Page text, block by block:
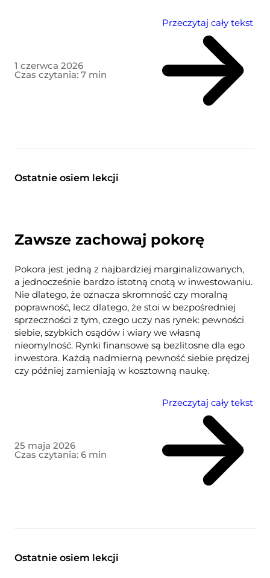
1 czerwca 2026
Czas czytania: 7 min
Przeczytaj cały tekst
Ostatnie osiem lekcji
Zawsze zachowaj pokorę
Pokora jest jedną z najbardziej marginalizowanych,
a jednocześnie bardzo istotną cnotą w inwestowaniu.
Nie dlatego, że oznacza skromność czy moralną
poprawność, lecz dlatego, że stoi w bezpośredniej
sprzeczności z tym, czego uczy nas rynek: pewności
siebie, szybkich osądów i wiary we własną
nieomylność. Rynki finansowe są bezlitosne dla ego
inwestora. Każdą nadmierną pewność siebie prędzej
czy później zamieniają w kosztowną naukę.
25 maja 2026
Czas czytania: 6 min
Przeczytaj cały tekst
Ostatnie osiem lekcji